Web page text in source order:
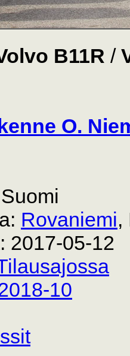
B11R /
O.
Rovaniemi,
2017-05-12
10